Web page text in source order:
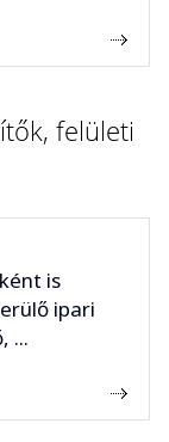
felületi
is
ipari
...